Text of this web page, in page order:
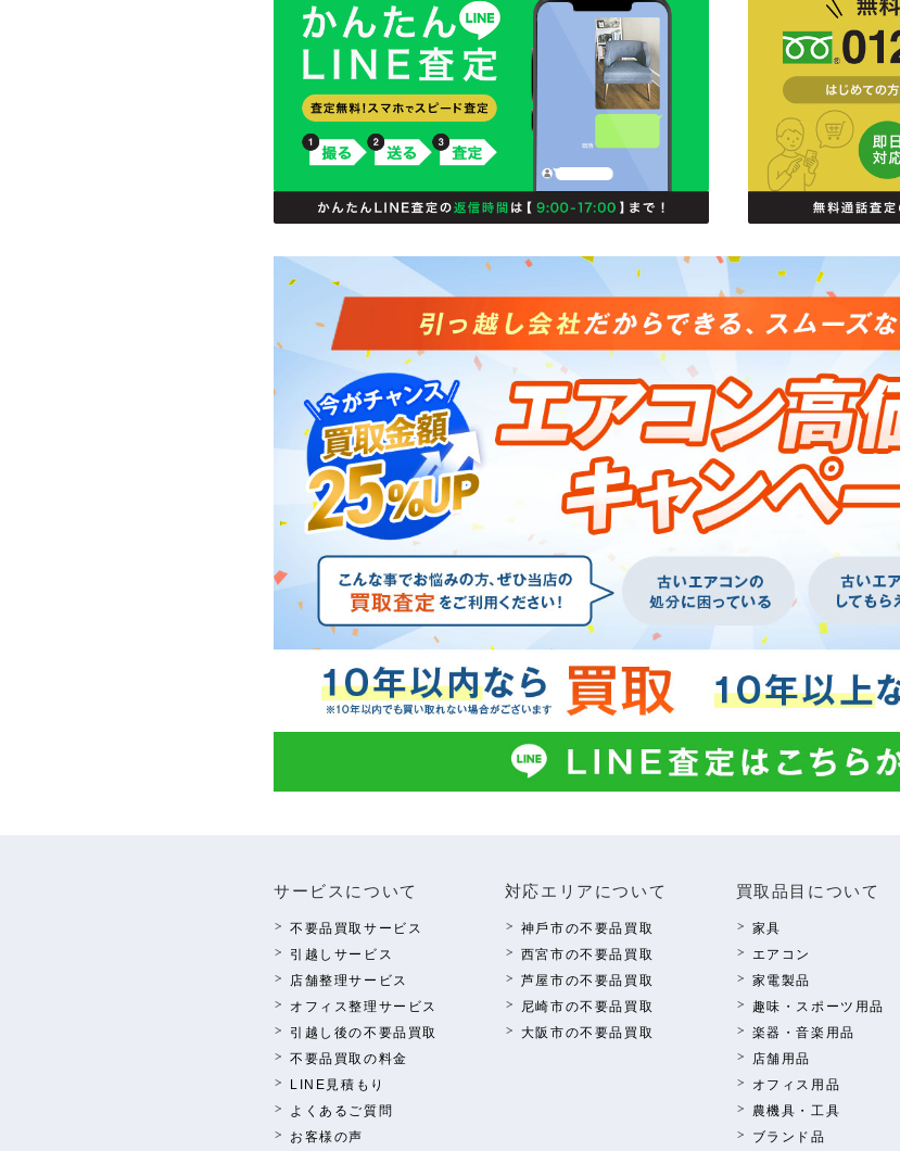
サービスについて
不要品買取サービス
引越しサービス
店舗整理サービス
オフィス整理サービス
引越し後の不要品買取
不要品買取の料⾦
LINE⾒積もり
よくあるご質問
お客様の声
対応エリアについて
神⼾市の不要品買取
西宮市の不要品買取
芦屋市の不要品買取
尼崎市の不要品買取
⼤阪市の不要品買取
買取品⽬について
家具
エアコン
家電製品
趣味・スポーツ⽤品
楽器・⾳楽⽤品
店舗⽤品
オフィス⽤品
農機具・⼯具
ブランド品